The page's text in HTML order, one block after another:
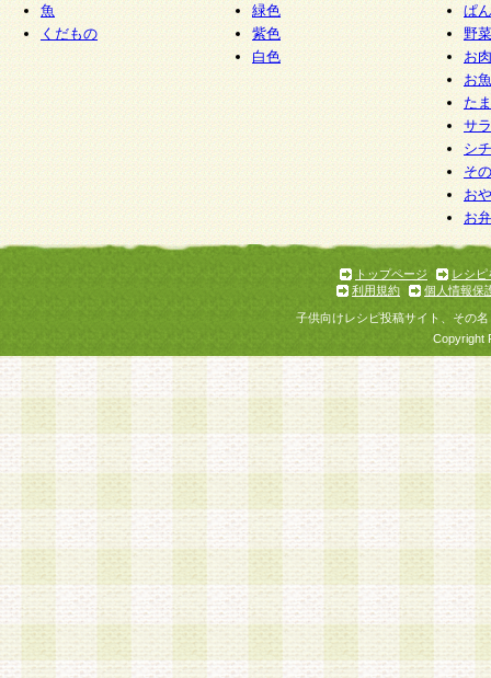
魚
くだもの
緑色
紫色
白色
ぱん
野
お
お
た
サ
シ
そ
お
お
トップページ
レシピ
利用規約
個人情報保
子供向けレシピ投稿サイト、その
Copyright